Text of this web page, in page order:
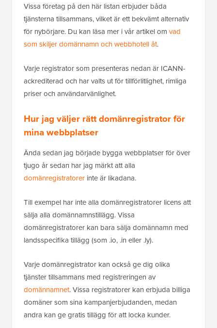
Vissa företag på den här listan erbjuder båda
tjänsterna tillsammans, vilket är ett bekvämt alternativ
för nybörjare. Du kan läsa mer i vår artikel om vad
som skiljer domännamn och webbhotell åt.
Varje registrator som presenteras nedan är ICANN-
ackrediterad och har valts ut för tillförlitlighet, rimliga
priser och användarvänlighet.
Hur jag väljer rätt domänregistrator för
mina webbplatser
Ända sedan jag började bygga webbplatser för över
tjugo år sedan har jag märkt att alla
domänregistratorer inte är likadana.
Till exempel har inte alla domänregistratorer licens att
sälja alla domännamnstillägg. Vissa
domänregistratorer kan bara sälja domännamn med
landsspecifika tillägg (som .io, .in eller .ly).
Varje domänregistrator kan också ge dig olika
tjänster tillsammans med registreringen av
domännamnet. Vissa registratorer kan erbjuda billiga
domäner som sina kampanjerbjudanden, medan
andra kan ge gratis tillägg för att locka kunder.